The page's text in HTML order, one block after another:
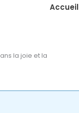
Accueil
la joie et la